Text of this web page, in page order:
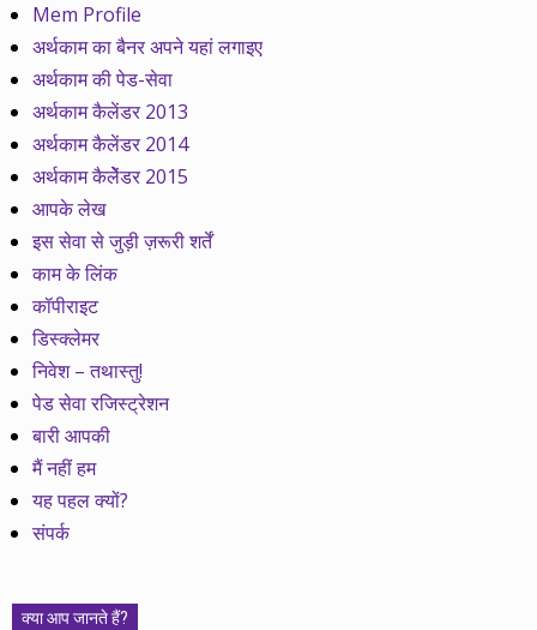
Mem Profile
अर्थकाम का बैनर अपने यहां लगाइए
अर्थकाम की पेड-सेवा
अर्थकाम कैलेंडर 2013
अर्थकाम कैलेंडर 2014
अर्थकाम कैलेेंडर 2015
आपके लेख
इस सेवा से जुड़ी ज़रूरी शर्तें
काम के लिंक
कॉपीराइट
डिस्क्लेमर
निवेश – तथास्तु!
पेड सेवा रजिस्ट्रेशन
बारी आपकी
मैं नहीं हम
यह पहल क्यों?
संपर्क
क्या आप जानते हैं?